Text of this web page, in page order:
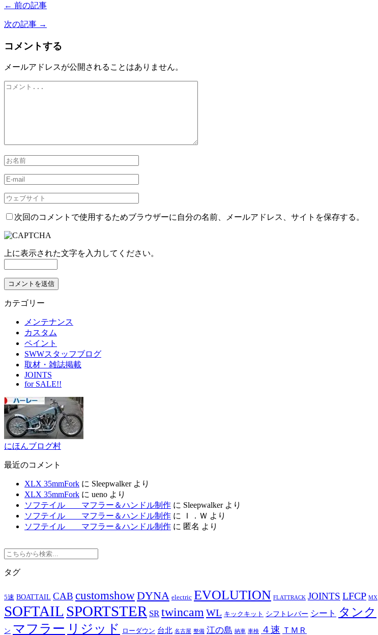
← 前の記事
次の記事 →
コメントする
メールアドレスが公開されることはありません。
次回のコメントで使用するためブラウザーに自分の名前、メールアドレス、サイトを保存する。
上に表示された文字を入力してください。
カテゴリー
メンテナンス
カスタム
ペイント
SWWスタッフブログ
取材・雑誌掲載
JOINTS
for SALE!!
にほんブログ村
最近のコメント
XLX 35mmFork に Sleepwalkerより
XLX 35mmFork に ueno より
ソフテイル マフラー＆ハンドル制作 に Sleepwalkerより
ソフテイル マフラー＆ハンドル制作 に Ｉ．Ｗ より
ソフテイル マフラー＆ハンドル制作 に 匿名 より
タグ
5速 BOATTAIL CAB customshowDYNA electric EVOLUTION FLATTRACK JOINTS LFCP MX
SOFTAIL SPORTSTER SR twincamWL キックキット シフトレバー シート タンク
ン マフラー リジッド ローダウン 台北 名古屋 整備 江の島 納車 車検 ４速 ＴＭＲ